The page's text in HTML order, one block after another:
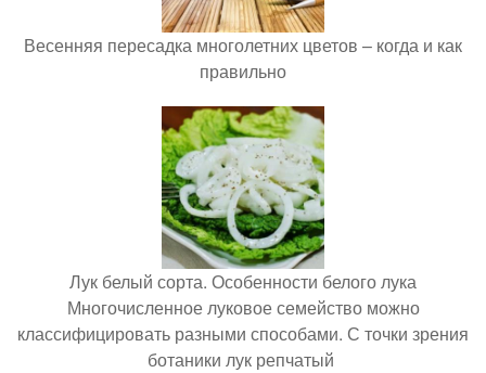
Весенняя пересадка многолетних цветов – когда и как
правильно
Лук белый сорта. Особенности белого лука
Многочисленное луковое семейство можно
классифицировать разными способами. С точки зрения
ботаники лук репчатый